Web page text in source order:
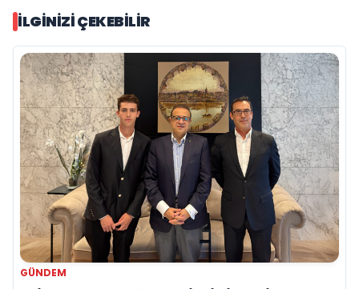
İLGINIZI ÇEKEBILIR
GÜNDEM